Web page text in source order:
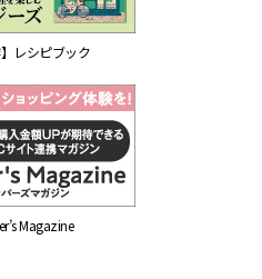
】レシピブック
Magazine